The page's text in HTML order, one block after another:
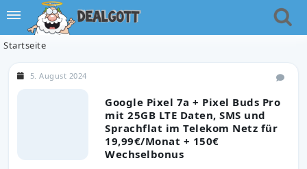
Startseite
Google Pixel 7a + Pixel Buds Pro
mit 25GB LTE Daten, SMS und
Sprachflat im Telekom Netz für
19,99€/Monat + 150€
Wechselbonus
5. August 2024